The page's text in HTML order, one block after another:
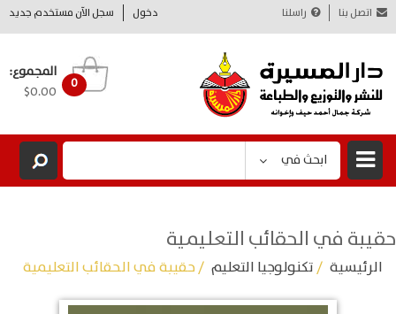
دخول سجل الآن مستخدم جديد اتصل بنا راسلنا
0
المجموع:
$0.00
ابحث في
حقيبة في الحقائب التعليمية
الرئيسية /تكنولوجيا التعليم / حقيبة في الحقائب التعليمية